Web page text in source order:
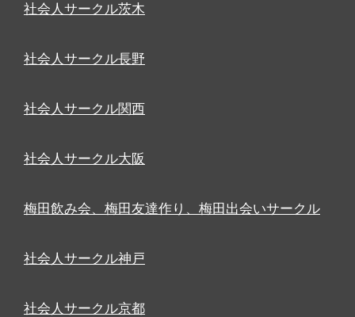
社会人サークル茨木
社会人サークル長野
社会人サークル関西
社会人サークル大阪
梅田飲み会、梅田友達作り、梅田出会いサークル
社会人サークル神戸
社会人サークル京都